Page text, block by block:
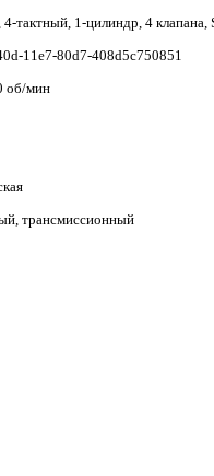
тактный, 1-цилиндр, 4 клапана,
11e7-80d7-408d5c750851
об/мин
трансмиссионный